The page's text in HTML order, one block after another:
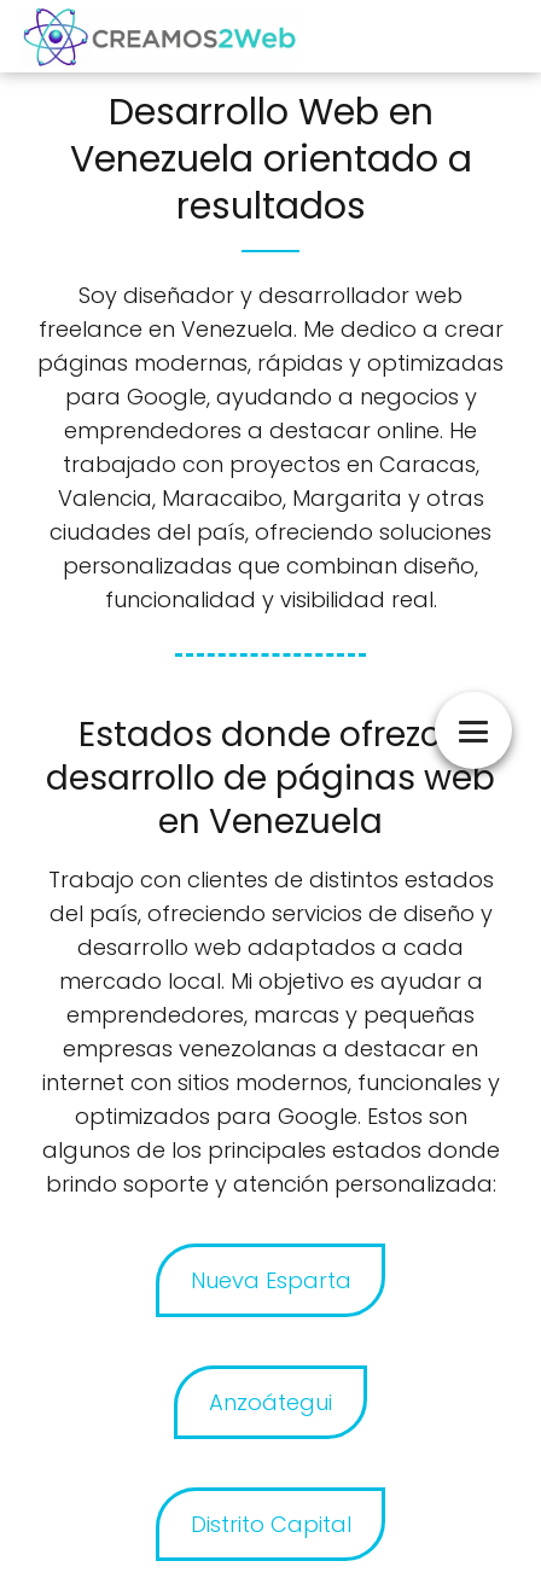
Desarrollo Web en
Venezuela orientado a
resultados
Soy diseñador y desarrollador web
freelance en Venezuela. Me dedico a crear
páginas modernas, rápidas y optimizadas
para Google, ayudando a negocios y
emprendedores a destacar online. He
trabajado con proyectos en Caracas,
Valencia, Maracaibo, Margarita y otras
ciudades del país, ofreciendo soluciones
personalizadas que combinan diseño,
funcionalidad y visibilidad real.
Estados donde ofrezco
desarrollo de páginas web
en Venezuela
Trabajo con clientes de distintos estados
del país, ofreciendo servicios de diseño y
desarrollo web adaptados a cada
mercado local. Mi objetivo es ayudar a
emprendedores, marcas y pequeñas
empresas venezolanas a destacar en
internet con sitios modernos, funcionales y
optimizados para Google. Estos son
algunos de los principales estados donde
brindo soporte y atención personalizada:
Nueva Esparta
Anzoátegui
Distrito Capital